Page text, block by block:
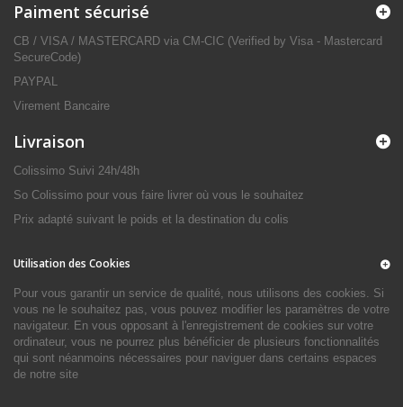
Paiment sécurisé
CB / VISA / MASTERCARD via CM-CIC (Verified by Visa - Mastercard
SecureCode)
PAYPAL
Virement Bancaire
Livraison
Colissimo Suivi 24h/48h
So Colissimo pour vous faire livrer où vous le souhaitez
Prix adapté suivant le poids et la destination du colis
Utilisation des Cookies
Pour vous garantir un service de qualité, nous utilisons des cookies. Si
vous ne le souhaitez pas, vous pouvez modifier les paramètres de votre
navigateur. En vous opposant à l'enregistrement de cookies sur votre
ordinateur, vous ne pourrez plus bénéficier de plusieurs fonctionnalités
qui sont néanmoins nécessaires pour naviguer dans certains espaces
de notre site